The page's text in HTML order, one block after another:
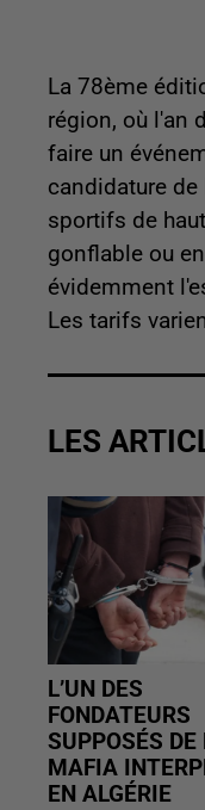
La 78ème
région, où l'an
faire un
candidature de
sportifs de
gonflable ou
évidemment
Les tarifs
LES
L’UN DES
FONDATEURS
SUPPOSÉS DE
MAFIA
EN ALGÉRIE